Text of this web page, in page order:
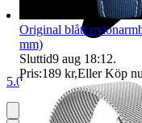
5.0
Original blått
mm)
Sluttid9 aug 18:12.
Pris:189 kr,Eller Köp nu